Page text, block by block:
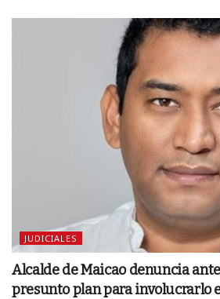
JUDICIALES
Alcalde de Maicao denuncia
presunto plan para involucrarlo